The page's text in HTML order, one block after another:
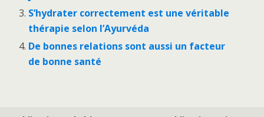
S’hydrater correctement est une véritable
thérapie selon l’Ayurvéda
De bonnes relations sont aussi un facteur
de bonne santé